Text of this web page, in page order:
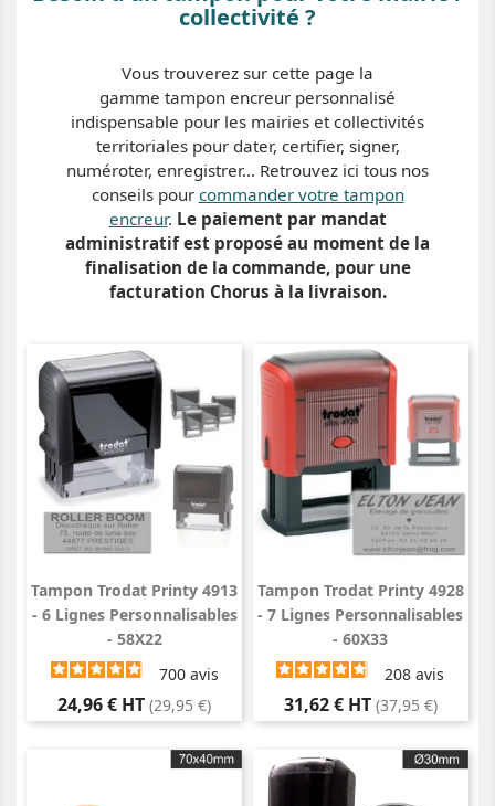
collectivité ?
Vous trouverez sur cette page la
gamme tampon encreur personnalisé
indispensable pour les mairies et collectivités
territoriales pour dater, certifier, signer,
numéroter, enregistrer... Retrouvez ici tous nos
conseils pour commander votre tampon
encreur. Le paiement par mandat
administratif est proposé au moment de la
finalisation de la commande, pour une
facturation Chorus à la livraison.
Tampon Trodat Printy 4913
- 6 Lignes Personnalisables
- 58X22
700 avis
Prix
24,96 € HT (29,95 €)
Tampon Trodat Printy 4928
- 7 Lignes Personnalisables
- 60X33
208avis
Prix
31,62 € HT (37,95 €)